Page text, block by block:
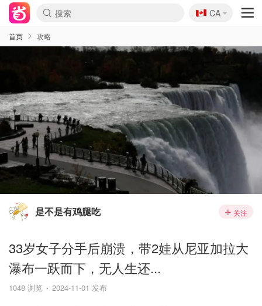
🇨🇦
CA
首页 攻略
是不是有鸡腿吃 关注
33岁女子分手后崩溃，带2娃从尼亚加拉大
瀑布一跃而下，无人生还...
1048 浏览 2024-11-01 发布